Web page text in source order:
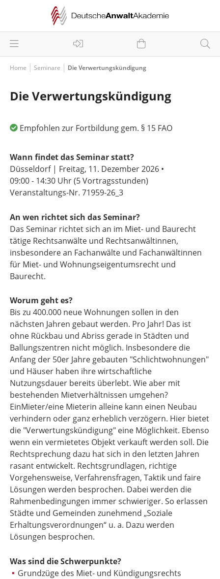
Home Seminare Die Verwertungskündigung
Die Verwertungskündigung
Empfohlen zur Fortbildung gem. § 15 FAO
Wann findet das Seminar statt?
Düsseldorf | Freitag, 11. Dezember 2026 •
09:00 - 14:30 Uhr(5 Vortragsstunden)
Veranstaltungs-Nr. 71959-26_3
An wen richtet sich das Seminar?
Das Seminar richtet sich an im Miet- und Baurecht
tätige Rechtsanwälte und Rechtsanwältinnen,
insbesondere an Fachanwälte und Fachanwältinnen
für Miet- und Wohnungseigentumsrecht und
Baurecht.
Worum geht es?
Bis zu 400.000 neue Wohnungen sollen in den
nächsten Jahren gebaut werden. Pro Jahr! Das ist
ohne Rückbau und Abriss gerade in Städten und
Ballungszentren nicht möglich. Insbesondere die
Anfang der 50er Jahre gebauten "Schlichtwohnungen"
und Häuser haben ihre wirtschaftliche
Nutzungsdauer bereits überlebt. Wie aber mit
bestehenden Mietverhältnissen umgehen?
EinMieter/eine Mieterin alleine kann einen Neubau
verhindern oder ganz erheblich verzögern. Hier bietet
die "Verwertungskündigung" eine Möglichkeit. Ebenso
wenn ein vermietetes Objekt verkauft werden soll. Die
Rechtsprechung dazu hat sich in den letzten Jahren
rasant entwickelt. Rechtsgrundlagen, richtige
Vorgehensweise, Verfahrensfragen, Taktik und faire
Lösungen werden besprochen. Dabei werden die
Rahmenbedingungen immer schwieriger. So erlassen
Städte und Gemeinden zunehmend „Soziale
Erhaltungsverordnungen“ u. a. Dazu werden
Lösungen besprochen.
Was sind die Schwerpunkte?
Grundzüge des Miet- und Kündigungsrechts